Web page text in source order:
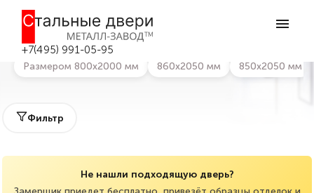
+7(495) 991-05-95
Входные двери с замками Border
Размером 800х2000 мм 860х2050 мм 850х2050 мм
Фильтр
Не нашли подходящую дверь?